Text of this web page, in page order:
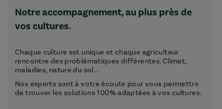
Notre accompagnement, au plus près de
vos cultures.
Chaque culture est unique et chaque agriculteur
rencontre des problématiques différentes. Climat,
maladies, nature du sol...
Nos experts sont à votre écoute pour vous permettre
de trouver les solutions 100% adaptées à vos cultures.